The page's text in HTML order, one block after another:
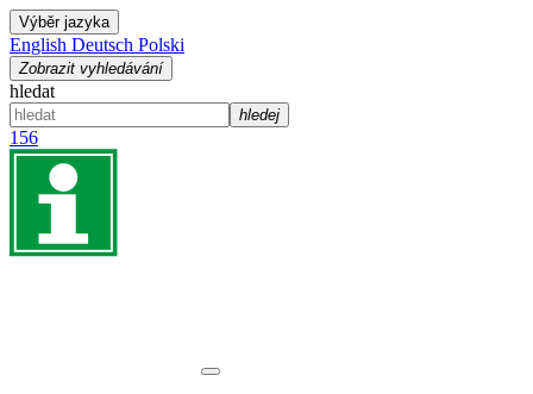
Výběr jazyka
English Deutsch Polski
Zobrazit vyhledávání
hledat
hledej
156